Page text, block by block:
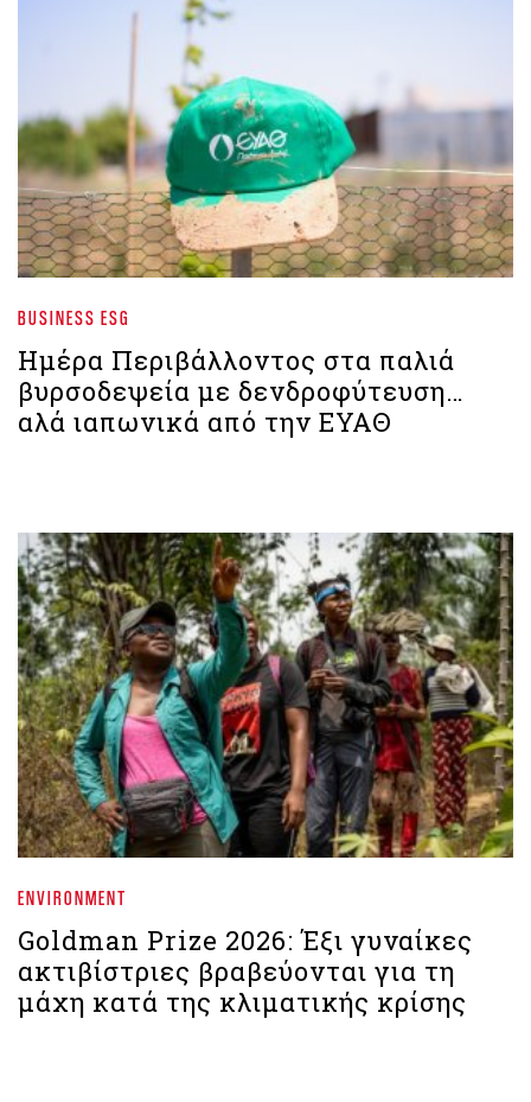
BUSINESS ESG
Ημέρα Περιβάλλοντος στα παλιά
βυρσοδεψεία με δενδροφύτευση…
αλά ιαπωνικά από την ΕΥΑΘ
ENVIRONMENT
Goldman Prize 2026: Έξι γυναίκες
ακτιβίστριες βραβεύονται για τη
μάχη κατά της κλιματικής κρίσης